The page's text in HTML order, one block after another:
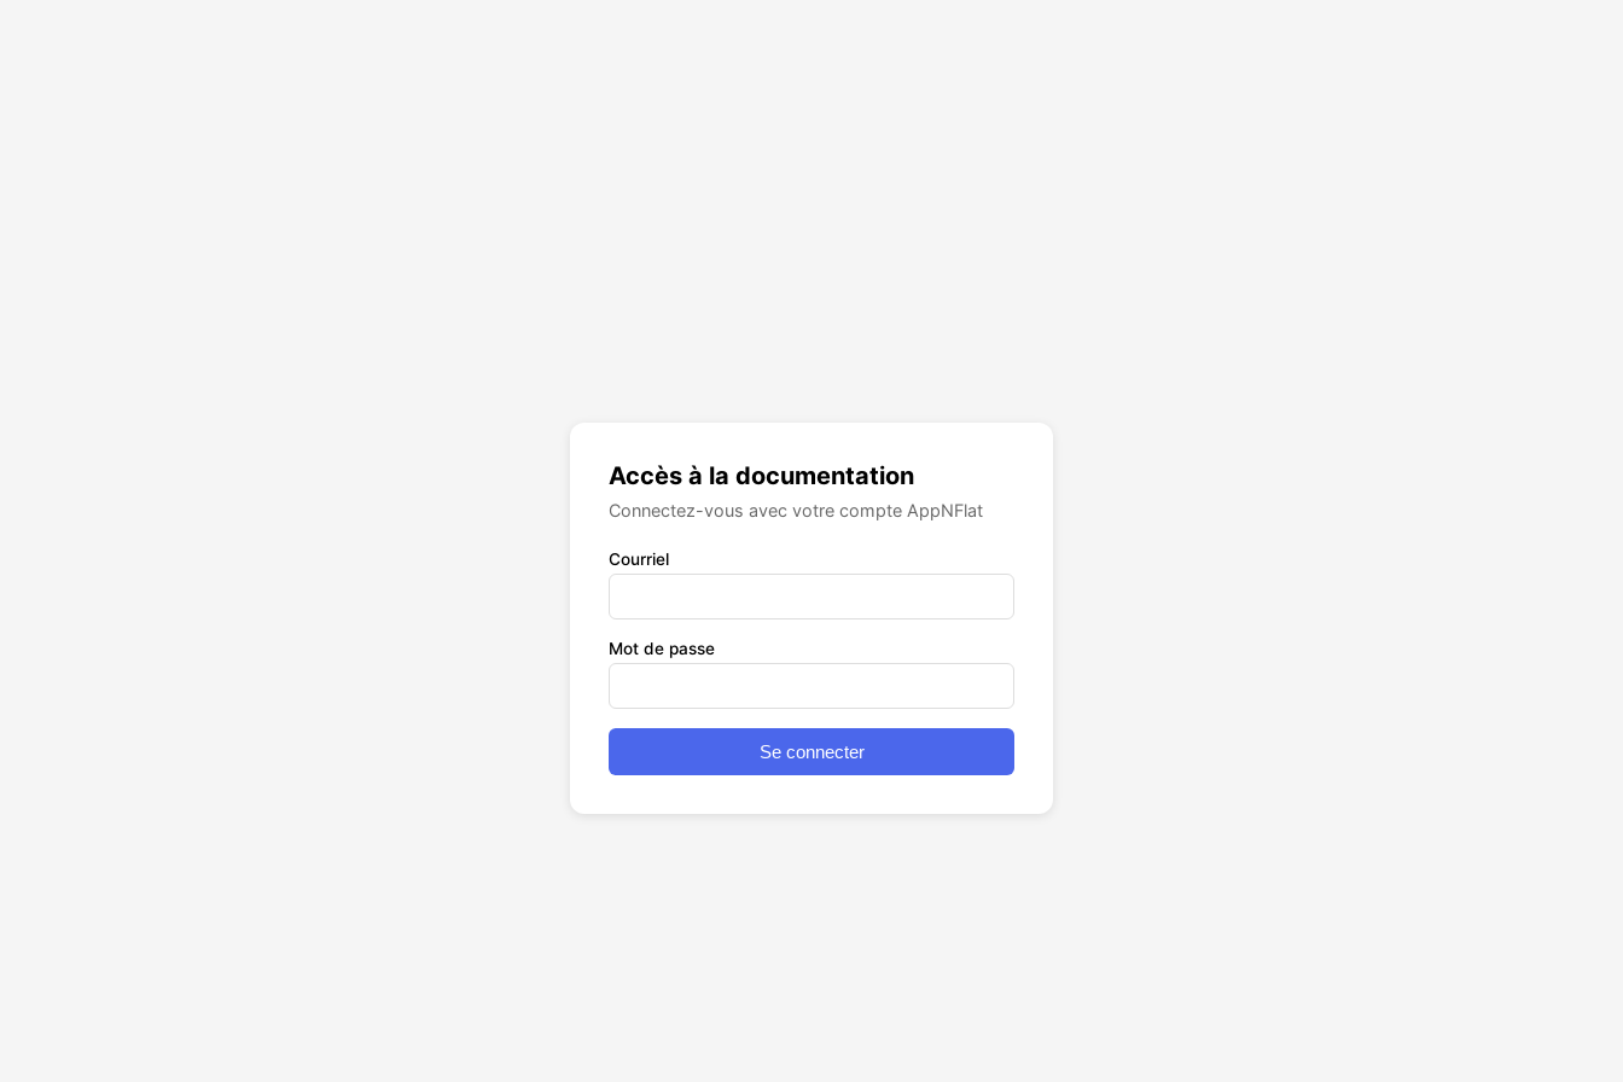
Accès à la documentation
Connectez-vous avec votre compte AppNFlat
Courriel
Mot de passe
Se connecter